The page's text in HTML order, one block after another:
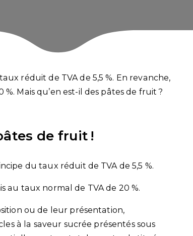
réduit de TVA de 5,5 %. En revanche,
Mais qu’en est-il des pâtes de fruit ?
de fruit !
du taux réduit de TVA de 5,5 %.
au taux normal de TVA de 20 %.
ou de leur présentation,
à la saveur sucrée présentés sous